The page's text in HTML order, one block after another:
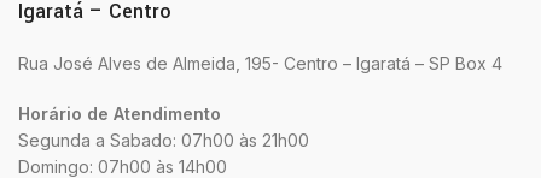
Igaratá – Centro
Rua José Alves de Almeida, 195- Centro – Igaratá – SP Box 4
Horário de Atendimento
Segunda a Sabado: 07h00 às 21h00
Domingo: 07h00 às 14h00